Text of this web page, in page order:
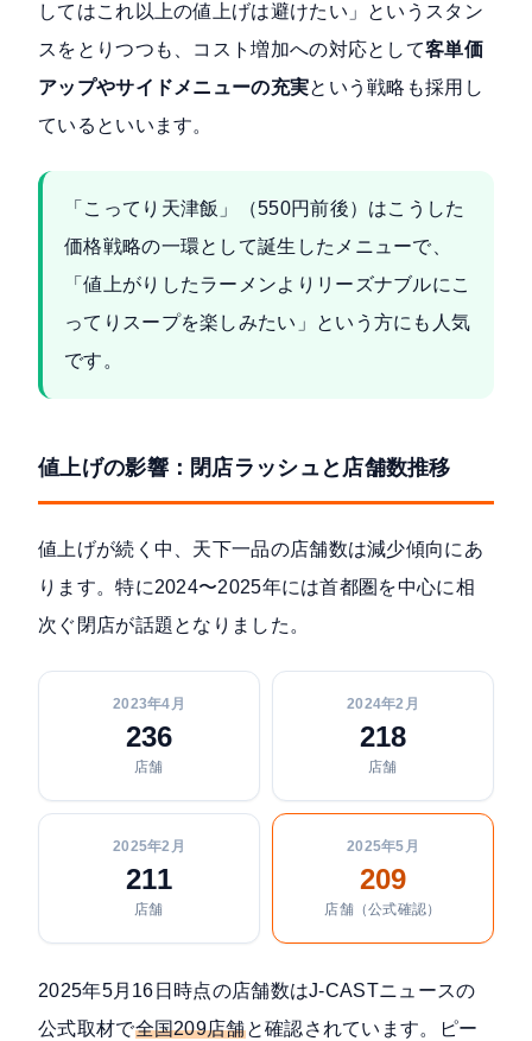
してはこれ以上の値上げは避けたい」というスタン
スをとりつつも、コスト増加への対応として客単価
アップやサイドメニューの充実という戦略も採用し
ているといいます。
「こってり天津飯」（550円前後）はこうした
価格戦略の一環として誕生したメニューで、
「値上がりしたラーメンよりリーズナブルにこ
ってりスープを楽しみたい」という方にも人気
です。
値上げの影響：閉店ラッシュと店舗数推移
値上げが続く中、天下一品の店舗数は減少傾向にあ
ります。特に2024〜2025年には首都圏を中心に相
次ぐ閉店が話題となりました。
2023年4月
236
店舗
2024年2月
218
店舗
2025年2月
211
店舗
2025年5月
209
店舗（公式確認）
2025年5月16日時点の店舗数はJ-CASTニュースの
公式取材で全国209店舗と確認されています。ピー